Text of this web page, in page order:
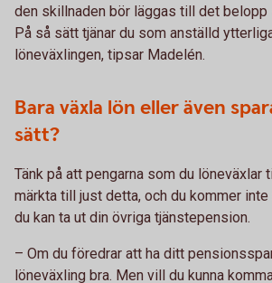
den skillnaden bör läggas till det belopp
På så sätt tjänar du som anställd
löneväxlingen, tipsar Madelén.
Bara växla lön eller även
sätt?
Tänk på att pengarna som du löneväxlar
märkta till just detta, och du kommer
du kan ta ut din övriga tjänstepension.
– Om du föredrar att ha ditt
löneväxling bra. Men vill du kunna